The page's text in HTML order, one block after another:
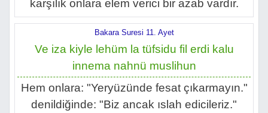
karşılık onlara elem verici bir azab vardır.
Bakara Suresi 11. Ayet
Ve iza kiyle lehüm la tüfsidu fil erdi kalu
innema nahnü muslihun
Hem onlara: "Yeryüzünde fesat çıkarmayın."
denildiğinde: "Biz ancak ıslah edicileriz."